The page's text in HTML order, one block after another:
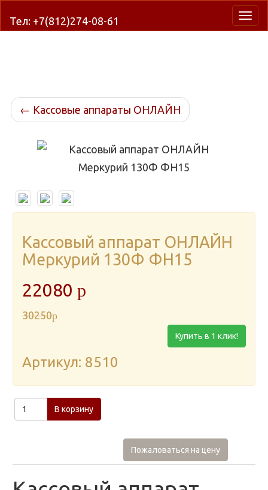
Тел: +7(812)274-08-61
← Кассовые аппараты ОНЛАЙН
Кассовый аппарат ОНЛАЙН
Меркурий 130Ф ФН15
22080 p
30250p
Купить в 1 клик!
Артикул: 8510
В корзину
Пожаловаться на цену